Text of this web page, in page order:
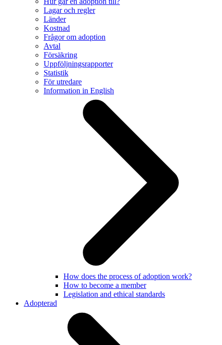
Lagar och regler
Länder
Kostnad
Frågor om adoption
Avtal
Försäkring
Uppföljningsrapporter
Statistik
För utredare
Information in English
How does the process of adoption work?
How to become a member
Legislation and ethical standards
Adopterad